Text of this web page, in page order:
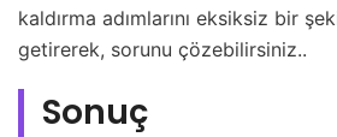
kaldırma adımlarını eksiksiz bir
getirerek, sorunu çözebilirsiniz..
Sonuç